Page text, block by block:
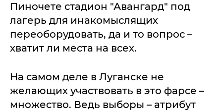
Пиночете стадион "Авангард" под
лагерь для инакомыслящих
переоборудовать, да и то вопрос –
хватит ли места на всех.
На самом деле в Луганске не
желающих участвовать в это фарсе –
множество. Ведь выборы – атрибут